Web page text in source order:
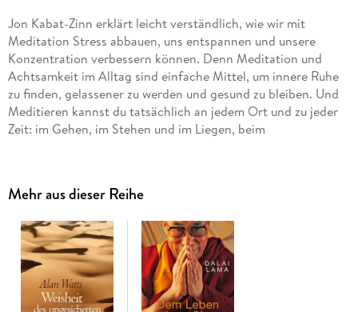
Jon Kabat-Zinn erklärt leicht verständlich, wie wir mit
Meditation Stress abbauen, uns entspannen und unsere
Konzentration verbessern können. Denn Meditation und
Achtsamkeit im Alltag sind einfache Mittel, um innere Ruhe
zu finden, gelassener zu werden und gesund zu bleiben. Und
Meditieren kannst du tatsächlich an jedem Ort und zu jeder
Zeit: im Gehen, im Stehen und im Liegen, beim
MBSR ist das weltweit erfogreichste Achtsamkeits- und
Jon Kabat-Zinn ist ein international angesehener Lehrer für
Meditation und Achtsamkeit. Sein Ratgeber
findengilt als Klassiker. Der Begründer von MBSR
(mindfulness-based stress reduction) gibt zahlreiche leicht
Mehr aus dieser Reihe